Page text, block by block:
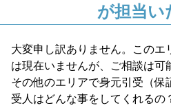
が担当い
大変申し訳ありません。この
は現在いませんが、ご相談は可
その他のエリアで身元引受（
受人はどんな事をしてくれる